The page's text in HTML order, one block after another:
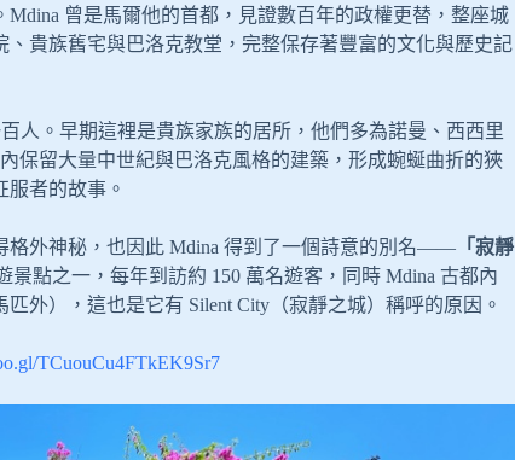
曾是馬爾他的首都，見證數百年的政權更替，整座城
貴族舊宅與巴洛克教堂，完整保存著豐富的文化與歷史記
人。早期這裡是貴族家族的居所，他們多為諾曼、西西里
保留大量中世紀與巴洛克風格的建築，形成蜿蜒曲折的狹
者的故事。
格外神秘，也因此 Mdina 得到了一個詩意的別名—— 「寂靜
景點之一，每年到訪約 150 萬名遊客，同時 Mdina 古都內
外），這也是它有 Silent City（寂靜之城）稱呼的原因。
TCuouCu4FTkEK9Sr7